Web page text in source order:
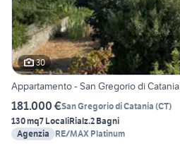
30
Appartamento - San Gregorio di Catania
181.000 €San Gregorio di Catania (CT)
130 mq7 LocaliRialz.2 Bagni
Agenzia
RE/MAX Platinum